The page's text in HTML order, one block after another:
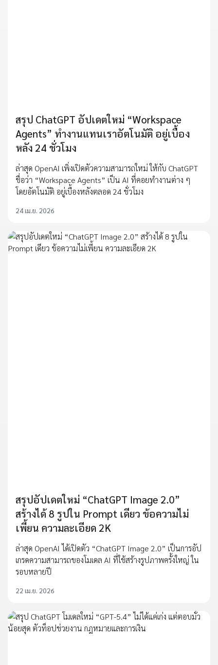
สรุป ChatGPT อัปเดตใหม่ “Workspace
Agents” ทำงานแทนเราอัตโนมัติ อยู่เบื้อง
หลัง 24 ชั่วโมง
ล่าสุด OpenAI เพิ่งเปิดตัวความสามารถใหม่ ให้กับ ChatGPT
ชื่อว่า “Workspace Agents” เป็น AI ที่คอยทำงานต่าง ๆ
โดยอัตโนมัติ อยู่เบื้องหลังตลอด 24 ชั่วโมง
24 เม.ย. 2026
สรุปอัปเดตใหม่ “ChatGPT Image 2.0”
สร้างได้ 8 รูปใน Prompt เดียว ข้อความไม่
เพี้ยน ความละเอียด 2K
ล่าสุด OpenAI ได้เปิดตัว “ChatGPT Image 2.0” เป็นการอัป
เกรดความสามารถของโมเดล AI ที่ใช้สร้างรูปภาพครั้งใหญ่ ใน
รอบหลายปี
22 เม.ย. 2026